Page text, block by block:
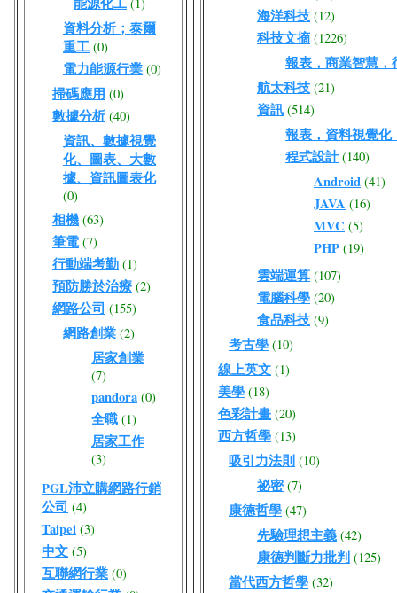
資料分析；泰爾
重工 (0)
電力能源行業 (0)
掃碼應用 (0)
數據分析 (40)
資訊、數據視覺
化、圖表、大數
據、資訊圖表化
(0)
相機 (63)
筆電 (7)
行動端考勤 (1)
預防勝於治療 (2)
網路公司 (155)
網路創業 (2)
居家創業
(7)
pandora (0)
全職 (1)
居家工作
(3)
PGL沛立購網路行銷
公司 (4)
Taipei (3)
中文 (5)
互聯網行業 (0)
海洋科技 (12)
科技文摘 (1226)
報表，商業智慧，
航太科技 (21)
資訊 (514)
報表，資料視覺
程式設計 (140)
Android (41)
JAVA (16)
MVC (5)
PHP (19)
雲端運算 (107)
電腦科學 (20)
食品科技 (9)
考古學 (10)
線上英文 (1)
美學 (18)
色彩計畫 (20)
西方哲學 (13)
吸引力法則 (10)
祕密 (7)
康德哲學 (47)
先驗理想主義 (42)
康德判斷力批判 (125)
當代西方哲學 (32)